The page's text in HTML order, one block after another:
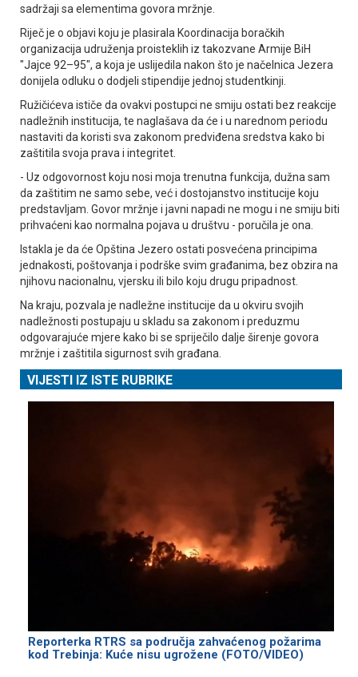
sadržaji sa elementima govora mržnje.
Riječ je o objavi koju je plasirala Koordinacija boračkih
organizacija udruženja proisteklih iz takozvane Armije BiH
"Јajce 92–95", a koja je uslijedila nakon što je načelnica Јezera
donijela odluku o dodjeli stipendije jednoj studentkinji.
Ružičićeva ističe da ovakvi postupci ne smiju ostati bez reakcije
nadležnih institucija, te naglašava da će i u narednom periodu
nastaviti da koristi sva zakonom predviđena sredstva kako bi
zaštitila svoja prava i integritet.
- Uz odgovornost koju nosi moja trenutna funkcija, dužna sam
da zaštitim ne samo sebe, već i dostojanstvo institucije koju
predstavljam. Govor mržnje i javni napadi ne mogu i ne smiju biti
prihvaćeni kao normalna pojava u društvu - poručila je ona.
Istakla je da će Opština Јezero ostati posvećena principima
jednakosti, poštovanja i podrške svim građanima, bez obzira na
njihovu nacionalnu, vjersku ili bilo koju drugu pripadnost.
Na kraju, pozvala je nadležne institucije da u okviru svojih
nadležnosti postupaju u skladu sa zakonom i preduzmu
odgovarajuće mjere kako bi se spriječilo dalje širenje govora
mržnje i zaštitila sigurnost svih građana.
VIJESTI IZ ISTE RUBRIKE
Reporterka RTRS sa područja zahvaćenog požarima
kod Trebinja: Kuće nisu ugrožene (FOTO/VIDEO)